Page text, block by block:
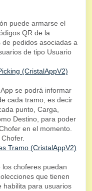
puede armarse el
QR de la
pedidos asociadas a
de tipo Usuario
(CristalAppV2)
se podrá informar
cada tramo, es decir
punto, Carga,
Destino, para poder
en el momento.
Tramo (CristalAppV2)
los choferes puedan
que tienen
habilita para usuarios